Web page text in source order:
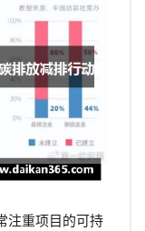
注重项目的可持